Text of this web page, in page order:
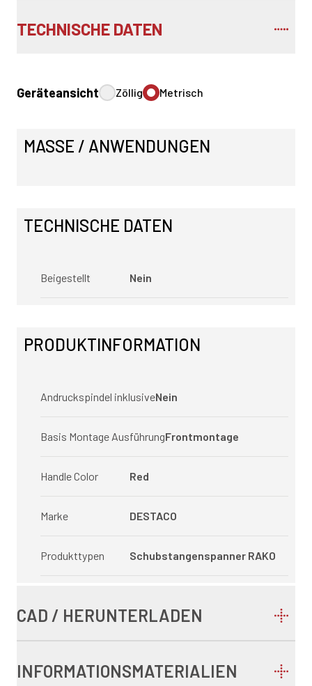
TECHNISCHE DATEN
Geräteansicht Zöllig Metrisch
MASSE / ANWENDUNGEN
TECHNISCHE DATEN
Beigestellt Nein
PRODUKTINFORMATION
Andruckspindel inklusiveNein
Basis Montage AusführungFrontmontage
Handle Color Red
Marke DESTACO
Produkttypen Schubstangenspanner RAKO
CAD / HERUNTERLADEN
INFORMATIONSMATERIALIEN